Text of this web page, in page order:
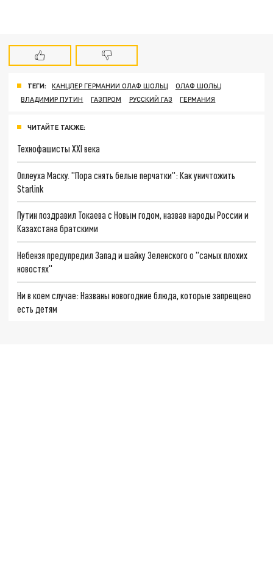
ТЕГИ: КАНЦЛЕР ГЕРМАНИИ ОЛАФ ШОЛЬЦ
ОЛАФ ШОЛЬЦ
ВЛАДИМИР ПУТИН
ГАЗПРОМ РУССКИЙ ГАЗ ГЕРМАНИЯ
ЧИТАЙТЕ ТАКЖЕ:
Технофашисты XXI века
Оплеуха Маску. "Пора снять белые перчатки": Как уничтожить
Starlink
Путин поздравил Токаева с Новым годом, назвав народы России и
Казахстана братскими
Небензя предупредил Запад и шайку Зеленского о "самых плохих
новостях"
Ни в коем случае: Названы новогодние блюда, которые запрещено
есть детям